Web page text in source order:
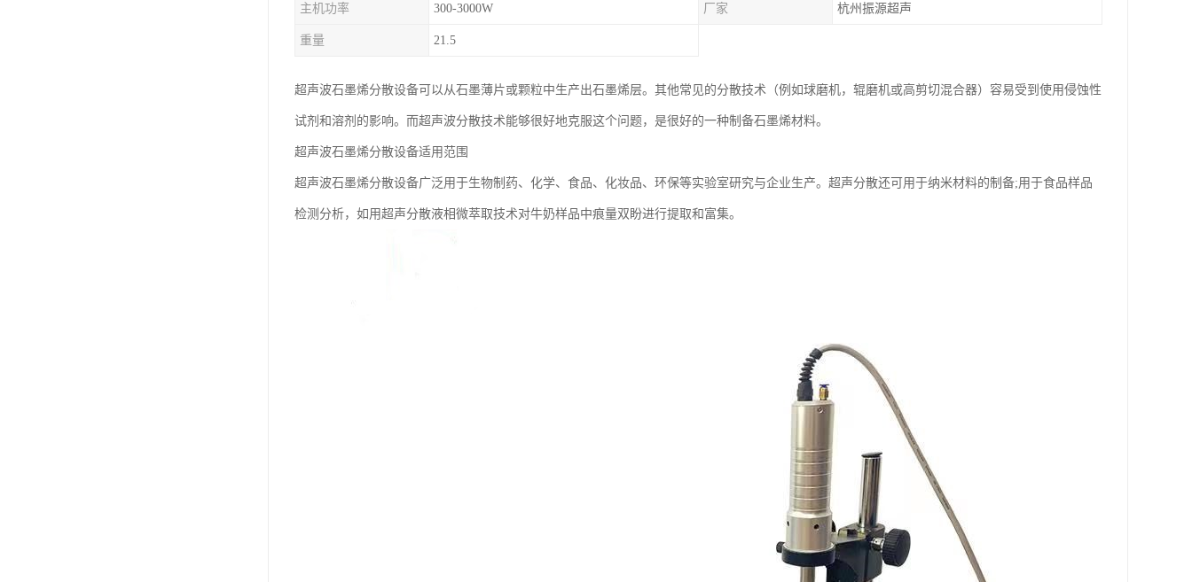
主机功率 300-3000W 厂家 杭州振源超声
重量 21.5
超声波石墨烯分散设备可以从石墨薄片或颗粒中生产出石墨烯层。其他常见的分散技术（例如球磨机，辊磨机或高剪切混合器）容易受到使用侵蚀性
试剂和溶剂的影响。而超声波分散技术能够很好地克服这个问题，是很好的一种制备石墨烯材料。
超声波石墨烯分散设备适用范围
超声波石墨烯分散设备广泛用于生物制药、化学、食品、化妆品、环保等实验室研究与企业生产。超声分散还可用于纳米材料的制备;用于食品样品
检测分析，如用超声分散液相微萃取技术对牛奶样品中痕量双盼进行提取和富集。